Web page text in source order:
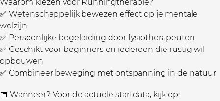
Waarom kiezen voor Runningtherapie?
✅ Wetenschappelijk bewezen effect op je mentale
welzijn
✅ Persoonlijke begeleiding door fysiotherapeuten
✅ Geschikt voor beginners en iedereen die rustig wil
opbouwen
✅ Combineer beweging met ontspanning in de natuur
📅 Wanneer? Voor de actuele startdata, kijk op: